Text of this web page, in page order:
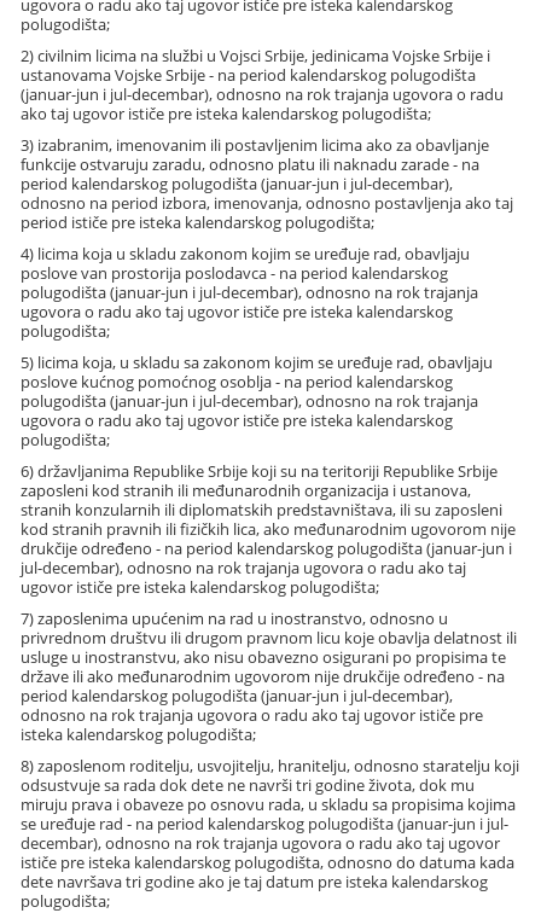
polugodišta;
2) civilnim licima na službi u Vojsci Srbije, jedinicama Vojske Srbije i
ustanovama Vojske Srbije - na period kalendarskog polugodišta
(januar-jun i jul-decembar), odnosno na rok trajanja ugovora o radu
ako taj ugovor ističe pre isteka kalendarskog polugodišta;
3) izabranim, imenovanim ili postavljenim licima ako za obavljanje
funkcije ostvaruju zaradu, odnosno platu ili naknadu zarade - na
period kalendarskog polugodišta (januar-jun i jul-decembar),
odnosno na period izbora, imenovanja, odnosno postavljenja ako taj
period ističe pre isteka kalendarskog polugodišta;
4) licima koja u skladu zakonom kojim se uređuje rad, obavljaju
poslove van prostorija poslodavca - na period kalendarskog
polugodišta (januar-jun i jul-decembar), odnosno na rok trajanja
ugovora o radu ako taj ugovor ističe pre isteka kalendarskog
polugodišta;
5) licima koja, u skladu sa zakonom kojim se uređuje rad, obavljaju
poslove kućnog pomoćnog osoblja - na period kalendarskog
polugodišta (januar-jun i jul-decembar), odnosno na rok trajanja
ugovora o radu ako taj ugovor ističe pre isteka kalendarskog
polugodišta;
6) državljanima Republike Srbije koji su na teritoriji Republike Srbije
zaposleni kod stranih ili međunarodnih organizacija i ustanova,
stranih konzularnih ili diplomatskih predstavništava, ili su zaposleni
kod stranih pravnih ili fizičkih lica, ako međunarodnim ugovorom nije
drukčije određeno - na period kalendarskog polugodišta (januar-jun i
jul-decembar), odnosno na rok trajanja ugovora o radu ako taj
ugovor ističe pre isteka kalendarskog polugodišta;
7) zaposlenima upućenim na rad u inostranstvo, odnosno u
privrednom društvu ili drugom pravnom licu koje obavlja delatnost ili
usluge u inostranstvu, ako nisu obavezno osigurani po propisima te
države ili ako međunarodnim ugovorom nije drukčije određeno - na
period kalendarskog polugodišta (januar-jun i jul-decembar),
odnosno na rok trajanja ugovora o radu ako taj ugovor ističe pre
isteka kalendarskog polugodišta;
8) zaposlenom roditelju, usvojitelju, hranitelju, odnosno staratelju koji
odsustvuje sa rada dok dete ne navrši tri godine života, dok mu
miruju prava i obaveze po osnovu rada, u skladu sa propisima kojima
se uređuje rad - na period kalendarskog polugodišta (januar-jun i jul-
decembar), odnosno na rok trajanja ugovora o radu ako taj ugovor
ističe pre isteka kalendarskog polugodišta, odnosno do datuma kada
dete navršava tri godine ako je taj datum pre isteka kalendarskog
polugodišta;